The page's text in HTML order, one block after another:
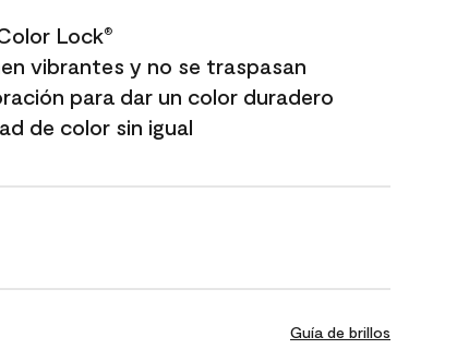
Lock®
vibrantes y no se traspasan
para dar un color duradero
de color sin igual
Guía de brillos